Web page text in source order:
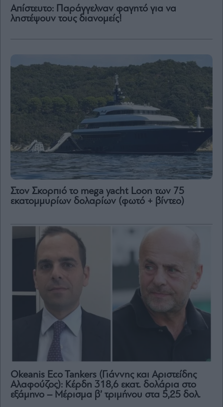
Απίστευτο: Παράγγελναν φαγητό για να
ληστέψουν τους διανομείς!
Στον Σκορπιό το mega yacht Loon των 75
εκατομμυρίων δολαρίων (φωτό + βίντεο)
Okeanis Eco Tankers (Γιάννης και Αριστείδης
Αλαφούζος): Κέρδη 318,6 εκατ. δολάρια στο
εξάμηνο – Μέρισμα β’ τριμήνου στα 5,25 δολ.